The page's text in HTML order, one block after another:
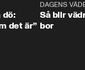
dö:
det är”
DAGENS
Så blir
bor